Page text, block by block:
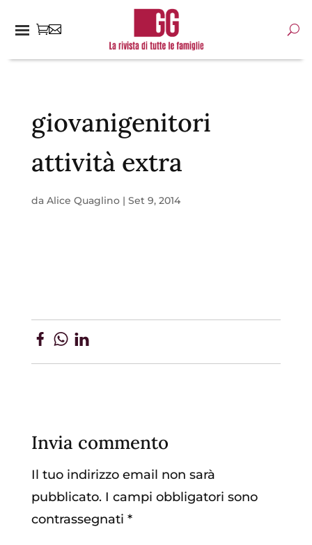
giovanigenitori
attività extra
da Alice Quaglino| Set 9, 2014
Invia commento
Il tuo indirizzo email non sarà
pubblicato. I campi obbligatori sono
contrassegnati *